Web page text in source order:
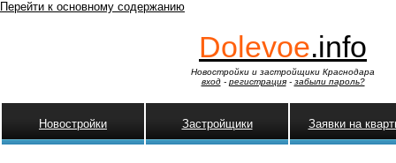
Перейти к основному содержанию
Dolevoe.info
Новостройки и застройщики Краснодара
вход- регистрация- забыли пароль?
Новостройки Застройщики Заявки на